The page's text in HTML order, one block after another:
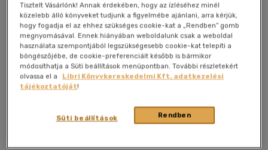
Tisztelt Vásárlónk! Annak érdekében, hogy az ízléséhez minél
közelebb álló könyveket tudjunk a figyelmébe ajánlani, arra kérjük,
hogy fogadja el az ehhez szükséges cookie-kat a „Rendben” gomb
megnyomásával. Ennek hiányában weboldalunk csak a weboldal
használata szempontjából legszükségesebb cookie-kat telepíti a
böngészőjébe, de cookie-preferenciáit később is bármikor
módosíthatja a Süti beállítások menüpontban. További részletekért
olvassa el a
Libri Könyvkereskedelmi Kft. adatkezelési
tájékoztatóját!
Rendben
Süti beállítások